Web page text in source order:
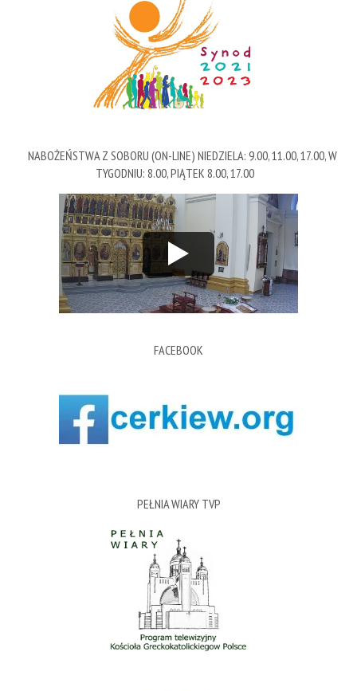
NABOŻEŃSTWA Z SOBORU (ON-LINE) NIEDZIELA: 9.00, 11.00, 17.00, W
TYGODNIU: 8.00, PIĄTEK 8.00, 17.00
FACEBOOK
PEŁNIA WIARY TVP